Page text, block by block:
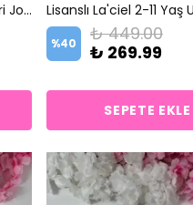
Pembe Çizgili Sweatshirt Gri Jogger Kız Çocuk Takım
🛒 1 kişi sepetine ekledi!
Bugün0 adetsatıldı
%40
₺ 449.00
₺ 269.99
SEPETE EKLE